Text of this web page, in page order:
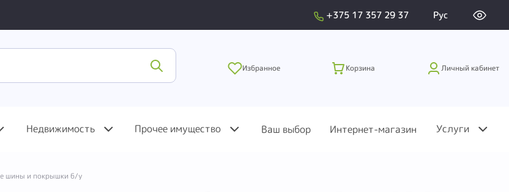
+375 17 357 29 37 Рус
Избранное Корзина Личный кабинет
Недвижимость Прочее имущество Ваш выбор Интернет-магазин Услуги
шины и покрышки б/у